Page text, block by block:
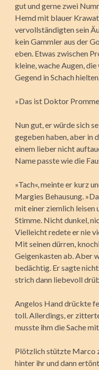
gut und gerne zwei
Hemd mit blauer
vervollständigten sein
kein Gammler aus der
eben. Etwas zwischen
kleine, wache Augen,
Gegend in Schach hielten.
»Das ist Doktor
Nun gut, er würde sich
gegeben haben, aber in
einem lieber nicht
Name passte wie die
»Tach«, meinte er kurz
Margies Behausung.
mit einer ziemlich leisen
Stimme. Nicht dunkel,
Vielleicht redete er nie
Mit seinen dürren,
Geigenkasten ab. Aber
bedächtig. Er sagte
strich dann liebevoll
Angelos Hand drückte
toll. Allerdings, er
musste ihm die Sache
Plötzlich stützte Marco
hinter ihr und dann